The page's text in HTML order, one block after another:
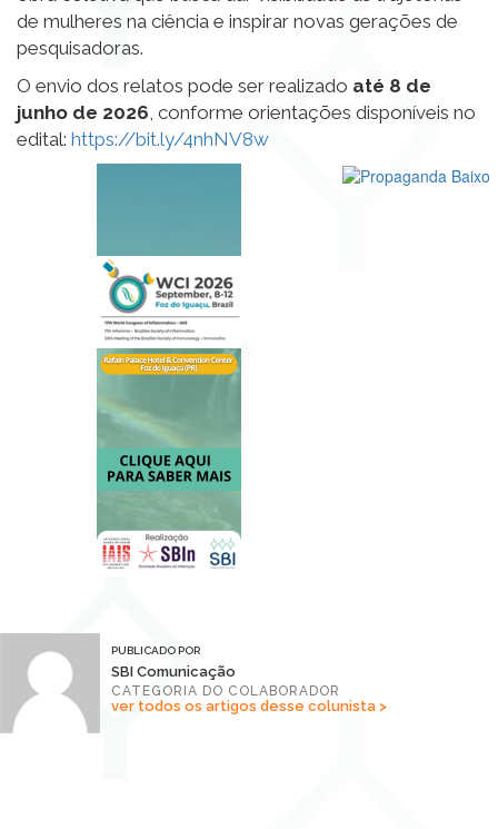
de mulheres na ciência e inspirar novas gerações de
pesquisadoras.
O envio dos relatos pode ser realizado até 8 de
junho de 2026, conforme orientações disponíveis no
edital: https://bit.ly/4nhNV8w
PUBLICADO POR
SBI Comunicação
CATEGORIA DO COLABORADOR
ver todos os artigos desse colunista >